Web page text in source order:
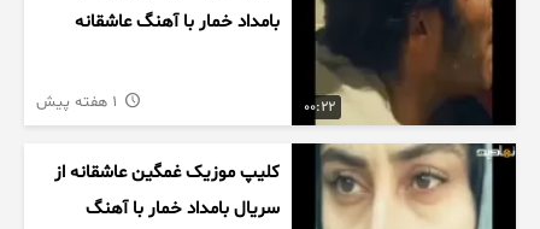
00:22
بامداد خمار با آهنگ عاشقانه
کلیپ موزیک غمگین عاشقانه از
سریال بامداد خمار با آهنگ